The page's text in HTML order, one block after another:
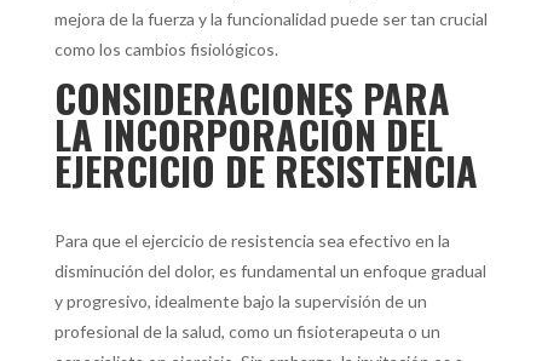
mejora de la fuerza y la funcionalidad puede ser tan crucial
como los cambios fisiológicos.
CONSIDERACIONES PARA
LA INCORPORACIÓN DEL
EJERCICIO DE RESISTENCIA
Para que el ejercicio de resistencia sea efectivo en la
disminución del dolor, es fundamental un enfoque gradual
y progresivo, idealmente bajo la supervisión de un
profesional de la salud, como un fisioterapeuta o un